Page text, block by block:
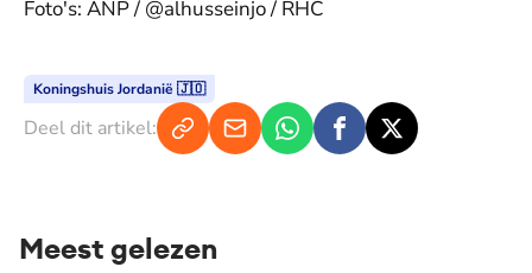
Foto's: ANP / @alhusseinjo / RHC
Koningshuis Jordanië 🇯🇴
Deel dit artikel:
Meest gelezen